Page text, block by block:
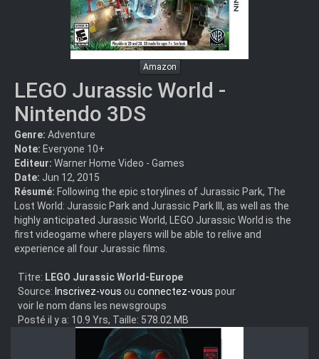
Amazon
LEGO Jurassic World -
Nintendo 3DS
Genre: Adventure
Note: Everyone 10+
Editeur: Warner Home Video - Games
Date: Jun 12, 2015
Résumé: Following the epic storylines of Jurassic Park, The
Lost World: Jurassic Park and Jurassic Park III, as well as the
highly anticipated Jurassic World, LEGO Jurassic World is the
first videogame where players will be able to relive and
experience all four Jurassic films.
Titre: LEGO Jurassic World-Europe
Source: Inscrivez-vous ou connectez-vous pour
voir le nom dans les newsgroups
Posté il y a: 10.9 Yrs, Taille: 578.02 MB